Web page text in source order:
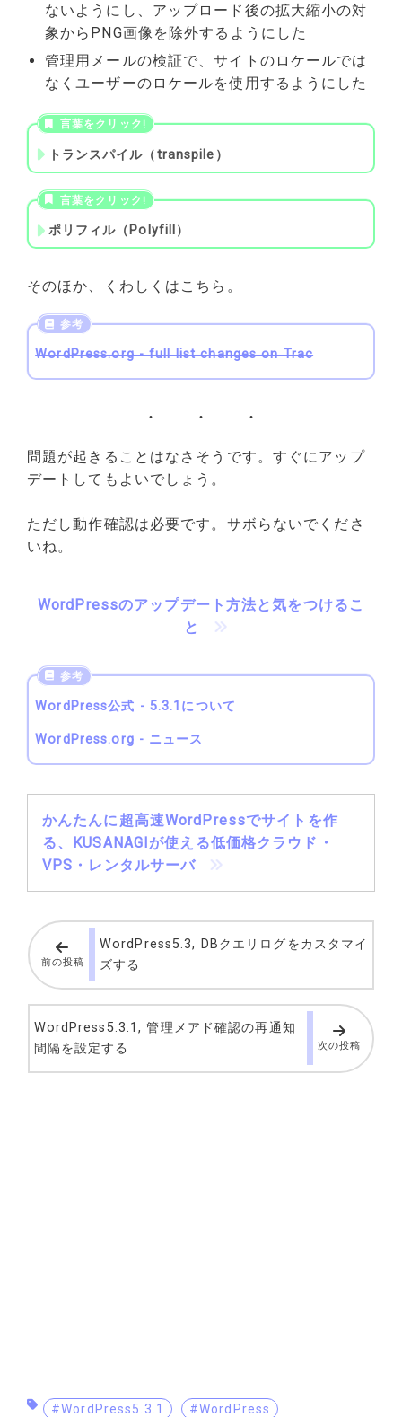
ないようにし、アップロード後の拡大縮小の対
象からPNG画像を除外するようにした
管理用メールの検証で、サイトのロケールでは
なくユーザーのロケールを使用するようにした
トランスパイル（transpile）
ポリフィル（Polyfill）
そのほか、くわしくはこちら。
WordPress.org - full list changes on Trac
問題が起きることはなさそうです。すぐにアップ
デートしてもよいでしょう。
ただし動作確認は必要です。サボらないでくださ
いね。
WordPressのアップデート方法と気をつけるこ
と
WordPress公式 - 5.3.1について
WordPress.org - ニュース
かんたんに超高速WordPressでサイトを作
る、KUSANAGIが使える低価格クラウド・
VPS・レンタルサーバ
前の投稿
WordPress5.3, DBクエリログをカスタマイ
ズする
WordPress5.3.1, 管理メアド確認の再通知
間隔を設定する
次の投稿
#WordPress5.3.1 #WordPress